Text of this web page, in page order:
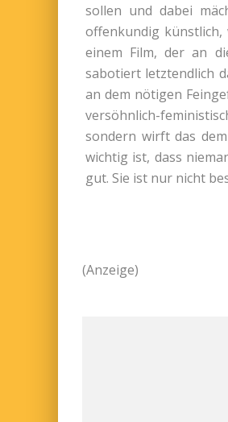
sollen und dabei
offenkundig
einem Film, der an
sabotiert letztendlich
an dem nötigen
versöhnlich-
sondern wirft das
wichtig ist, dass
gut. Sie ist nur nicht
(Anzeige)